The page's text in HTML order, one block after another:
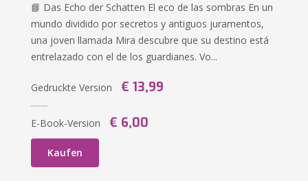
📘 Das Echo der Schatten El eco de las sombras En un
mundo dividido por secretos y antiguos juramentos,
una joven llamada Mira descubre que su destino está
entrelazado con el de los guardianes. Vo...
Gedruckte Version € 13,99
E-Book-Version € 6,00
Kaufen